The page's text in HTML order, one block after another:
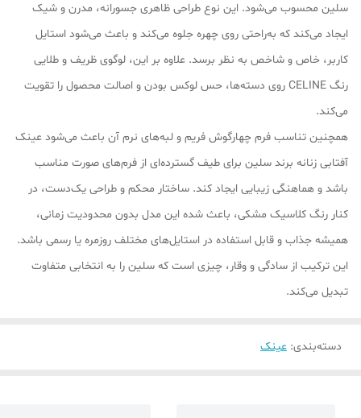
سلین محسوب می‌شود. این نوع طراحی ظاهری جسورانه، مدرن و شیک
ایجاد می‌کند که به‌راحتی روی چهره جلوه می‌کند و باعث می‌شود استایل
کاربر، خاص و شاخص به نظر برسد. علاوه بر این، لوگوی ظریف و طلایی
رنگ CELINE روی دسته‌ها، حس لوکس بودن و اصالت محصول را تقویت
می‌کند.
همچنین تناسب فرم چهارگوش فریم و لبه‌های نرم آن باعث می‌شود عینک
آفتابی زنانه برند سلین برای طیف گسترده‌ای از فرم‌های صورت مناسب
باشد و هماهنگی زیبایی ایجاد کند. ساختار محکم و طراحی یک‌دست، در
کنار رنگ کلاسیک مشکی، باعث شده این مدل بدون محدودیت زمانی،
همیشه جذاب و قابل استفاده در استایل‌های مختلف روزمره یا رسمی باشد.
این ترکیب از سادگی و وقار، چیزی است که سلین را به انتخابی متفاوت
تبدیل می‌کند.
دسته‌بندی: عینک